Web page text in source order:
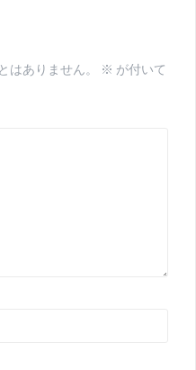
はありません。 ※ が付いて